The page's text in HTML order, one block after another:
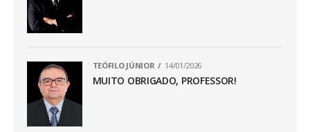
TEÓFILO JÚNIOR 14/01/2026
MUITO OBRIGADO, PROFESSOR!